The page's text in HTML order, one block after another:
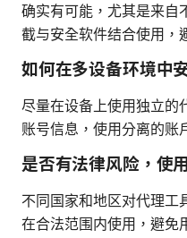
确实有可能，尤其是来自
截与安全软件结合使用，
如何在多设备环境中
尽量在设备上使用独立的
账号信息，使用分离的账
是否有法律风险，使
不同国家和地区对代理工
在合法范围内使用，避免